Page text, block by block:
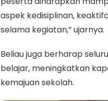
aspek kedisiplinan,
selama kegiatan,” ujarnya.
Beliau juga berharap
belajar, meningkatkan
kemajuan sekolah.